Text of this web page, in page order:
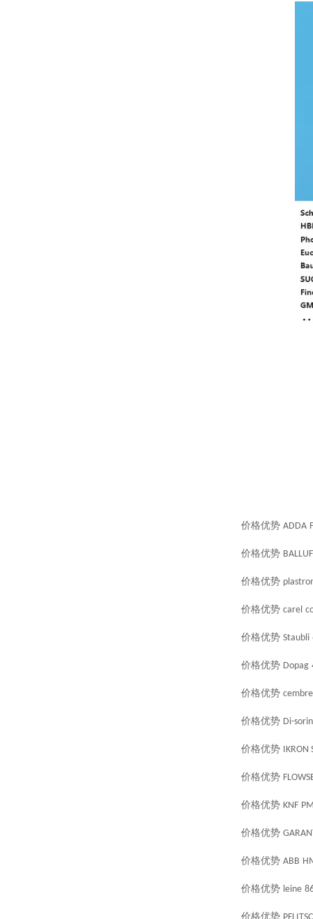
价格优势 ADDA
价格优势
价格优势
价格优势 carel
价格优势 Staubli
价格优势 Dopag
价格优势 cembre
价格优势 Di-sorin
价格优势 IKRON
价格优势
价格优势 KNF
价格优势
价格优势 ABB
价格优势 leine
价格优势